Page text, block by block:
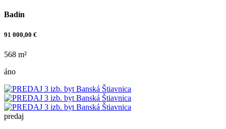
Badín
91 000,00 €
568 m²
áno
predaj